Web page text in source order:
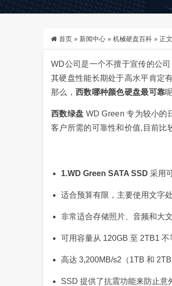
首页 » 新闻中心 » 机械硬盘百科 » 正文
WD公司是一个不擅于宣传的公
其硬盘性能长期处于高水平肯定
那么， 西数哪种颜色硬盘最可靠
西数绿盘 WD Green 专为较小的
客户所需的可靠性和价值,目前比
1.WD Green SATA SSD 采用
适合预算有限，主要使用文字
非常适合存储照片、音频和大文
可用容量从 120GB 至 2TB1 不
高达 3,200MB/s2（1TB 和
SSD 提供了抗震功能来防止意